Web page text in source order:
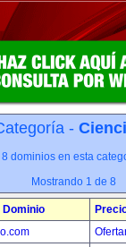
-
8 dominios en esta
Mostrando 1 de 8
Dominio